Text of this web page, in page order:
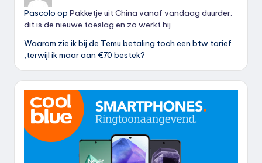
Pascolo op Pakketje uit China vanaf vandaag duurder:
dit is de nieuwe toeslag en zo werkt hij
Waarom zie ik bij de Temu betaling toch een btw tarief
,terwijl ik maar aan €70 bestek?